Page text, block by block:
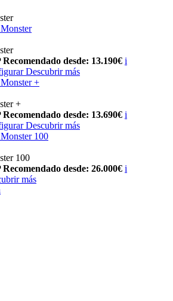
Monster
Recomendado desde: 13.190€ i
Descubrir más
Monster +
+
Recomendado desde: 13.690€ i
Descubrir más
Monster 100
100
Recomendado desde: 26.000€ i
más